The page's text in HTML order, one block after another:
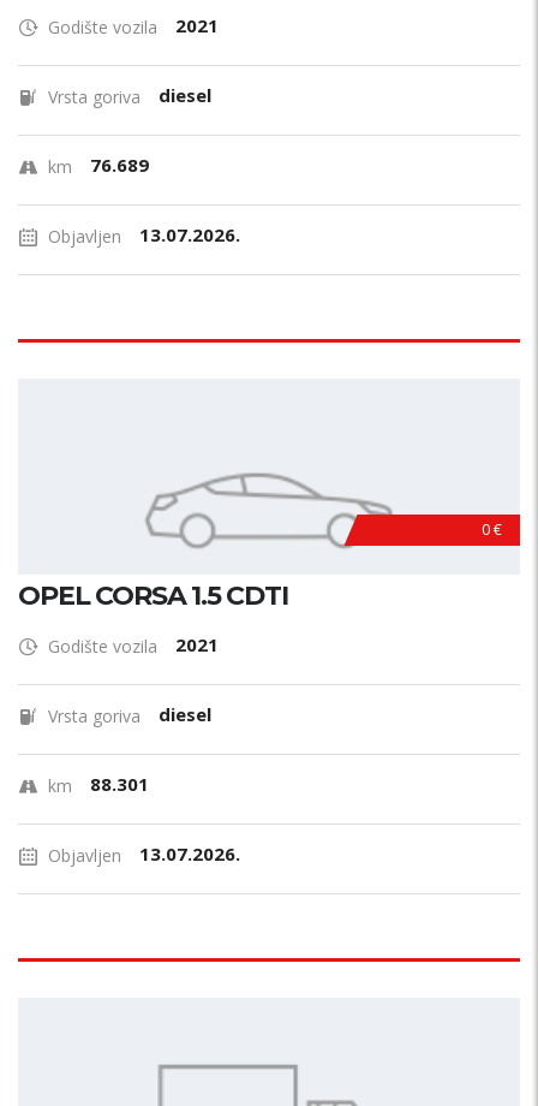
Godište vozila 2021
Vrsta goriva diesel
km 76.689
Objavljen 13.07.2026.
0 €
OPEL CORSA 1.5 CDTI
Godište vozila 2021
Vrsta goriva diesel
km 88.301
Objavljen 13.07.2026.